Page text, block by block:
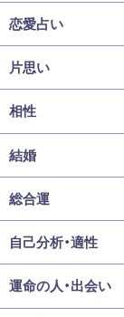
恋愛占い
片思い
相性
結婚
総合運
自己分析・適性
運命の人・出会い